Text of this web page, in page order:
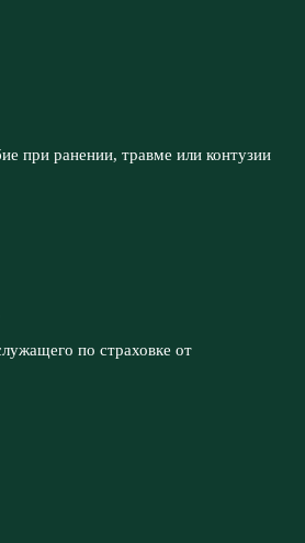
при ранении, травме или контузии
по страховке от